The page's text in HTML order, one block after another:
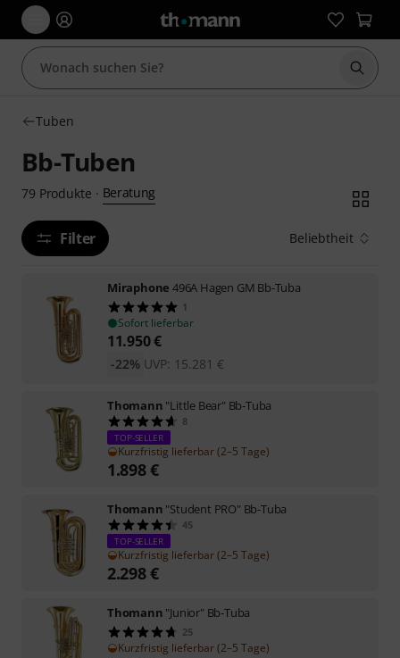
Suche
Tuben
Bb-Tuben
79 Produkte · Beratung
Filter Beliebtheit
Miraphone 496A Hagen GM Bb-Tuba
1
Sofort lieferbar
11.950€
UVP: 15.281 €
-22%
Thomann "Little Bear" Bb-Tuba
8
TOP-SELLER
Kurzfristig lieferbar (2–5 Tage)
1.898€
Thomann "Student PRO" Bb-Tuba
45
TOP-SELLER
Kurzfristig lieferbar (2–5 Tage)
2.298€
Thomann "Junior" Bb-Tuba
25
Kurzfristig lieferbar (2–5 Tage)